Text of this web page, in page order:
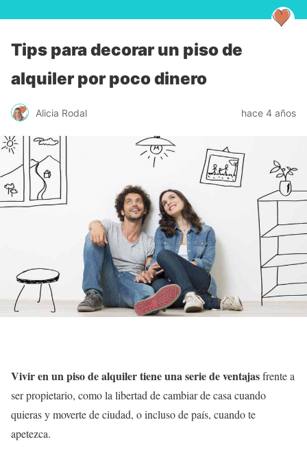
Tips para decorar un piso de
alquiler por poco dinero
Alicia Rodal hace 4 años
Vivir en un piso de alquiler tiene una serie de ventajasfrente a
ser propietario, como la libertad de cambiar de casa cuando
quieras y moverte de ciudad, o incluso de país, cuando te
apetezca.